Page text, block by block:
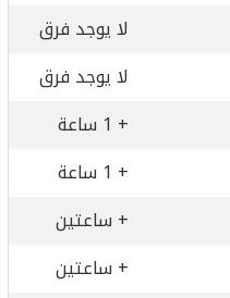
لا يوجد فرق
لا يوجد فرق
+ 1 ساعة
+ 1 ساعة
+ ساعتين
+ ساعتين